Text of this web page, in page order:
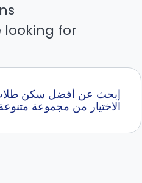
for.
الاختيار من مجموعة